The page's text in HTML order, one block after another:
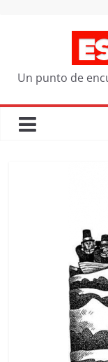
Un punto de